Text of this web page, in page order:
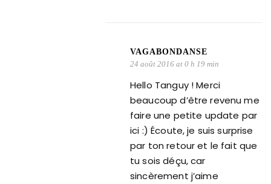
VAGABONDANSE
24 août 2016 at 0 h 19 min
Hello Tanguy ! Merci
beaucoup d’être revenu me
faire une petite update par
ici :) Écoute, je suis surprise
par ton retour et le fait que
tu sois déçu, car
sincèrement j’aime